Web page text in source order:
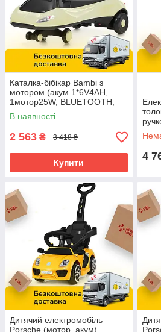
Каталка-бібікар Bambi з
мотором (акум.1*6V4AH,
1мотор25W, BLUETOOTH,
музика, світло) M 6363-11
Сіра
В наявності
2 563 ₴ 3 418 ₴
Купити
4
Дитячий електромобіль
Porsche (мотор, акум)